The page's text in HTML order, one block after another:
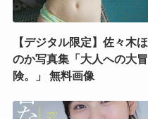
【デジタル限定】佐々木ほ
のか写真集「大人への大冒
険。」 無料画像